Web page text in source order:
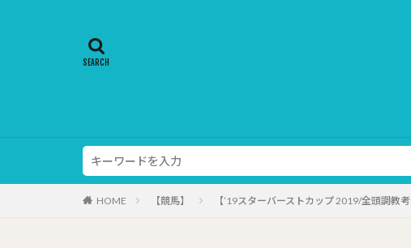
HOME 【競馬】 【’19スターバーストカップ 2019/全頭調教考